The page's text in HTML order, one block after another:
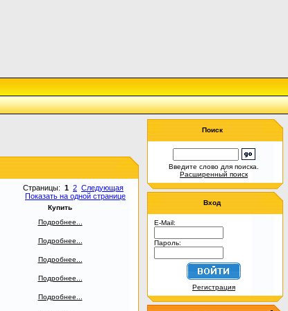
Страницы: 1 2 Следующая
Показать на одной странице
Купить
Подробнее...
Подробнее...
Подробнее...
Подробнее...
Подробнее...
Поиск
Введите слово для поиска.
Расширенный поиск
Вход
E-Mail:
Пароль:
Регистрация